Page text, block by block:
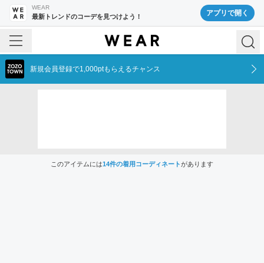
WEAR
最新トレンドのコーデを見つけよう！ アプリで開く
新規会員登録で1,000ptもらえるチャンス
このアイテムには14件の着用コーディネートがあります